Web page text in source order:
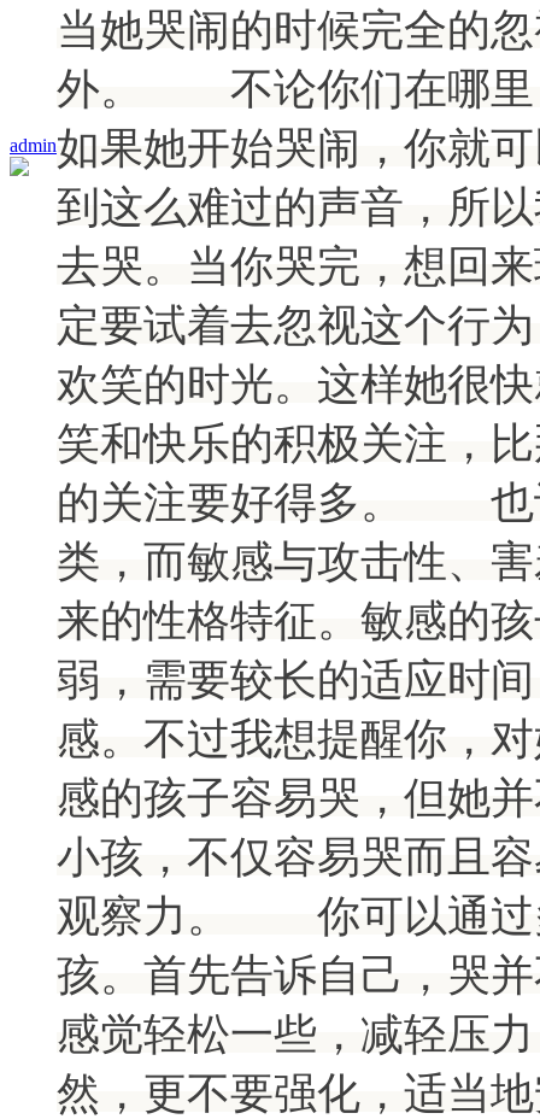
admin
当她哭闹的时候完全的
外。 不论你们在哪里
如果她开始哭闹，你就
到这么难过的声音，所
去哭。当你哭完，想回
定要试着去忽视这个行
欢笑的时光。这样她很
笑和快乐的积极关注，
的关注要好得多。 也
类，而敏感与攻击性、
来的性格特征。敏感的
弱，需要较长的适应时
感。不过我想提醒你，
感的孩子容易哭，但她
小孩，不仅容易哭而且
观察力。 你可以通过
孩。首先告诉自己，哭
感觉轻松一些，减轻压
然，更不要强化，适当